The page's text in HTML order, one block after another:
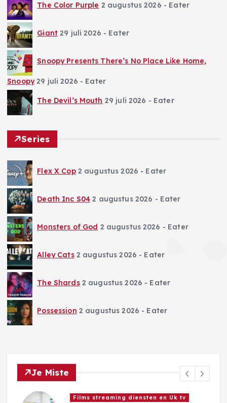
The Color Purple 2 augustus 2026 - Eater
Giant 29 juli 2026 - Eater
Snoopy Presents There’s No Place Like Home,
Snoopy 29 juli 2026 - Eater
The Devil’s Mouth 29 juli 2026 - Eater
Series
Flex X Cop 2 augustus 2026 - Eater
Death Inc S04 2 augustus 2026 - Eater
Monsters of God 2 augustus 2026 - Eater
Alley Cats 2 augustus 2026 - Eater
The Shards 2 augustus 2026 - Eater
Possession 2 augustus 2026 - Eater
Je Miste
Series streaming diensten en Uk tv